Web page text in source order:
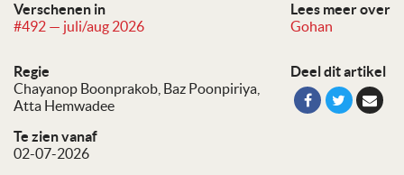
Verschenen in
#492 — juli/aug 2026
Lees meer over
Gohan
Regie
Chayanop Boonprakob Baz Poonpiriya
Atta Hemwadee
Te zien vanaf
02-07-2026
Deel dit artikel